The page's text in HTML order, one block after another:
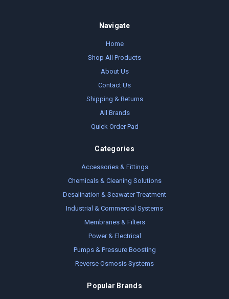
Navigate
Home
Shop All Products
About Us
Contact Us
Shipping & Returns
All Brands
Quick Order Pad
Categories
Accessories & Fittings
Chemicals & Cleaning Solutions
Desalination & Seawater Treatment
Industrial & Commercial Systems
Membranes & Filters
Power & Electrical
Pumps & Pressure Boosting
Reverse Osmosis Systems
Popular Brands